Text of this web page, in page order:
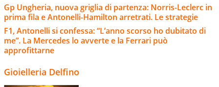
Gp Ungheria, nuova griglia di partenza: Norris-Leclerc in
prima fila e Antonelli-Hamilton arretrati. Le strategie
F1, Antonelli si confessa: “L’anno scorso ho dubitato di
me”. La Mercedes lo avverte e la Ferrari può
approfittarne
Gioielleria Delfino